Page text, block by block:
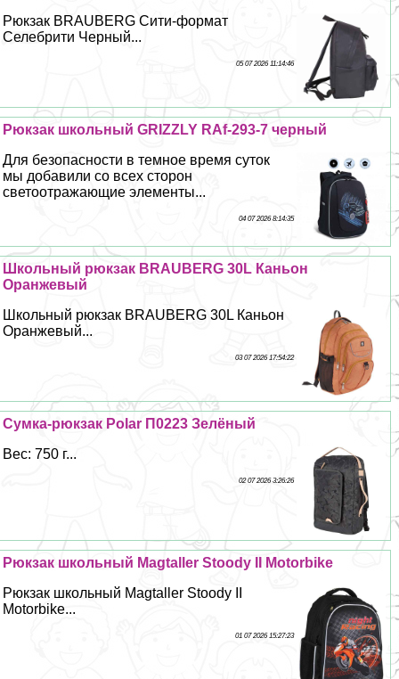
Рюкзак BRAUBERG Сити-формат
Селебрити Черный...
05 07 2026 11:14:46
Рюкзак школьный GRIZZLY RAf-293-7 черный
Для безопасности в темное время суток
мы добавили со всех сторон
светоотражающие элементы...
04 07 2026 8:14:35
Школьный рюкзак BRAUBERG 30L Каньон
Оранжевый
Школьный рюкзак BRAUBERG 30L Каньон
Оранжевый...
03 07 2026 17:54:22
Сумка-рюкзак Polar П0223 Зелёный
Вес: 750 г...
02 07 2026 3:26:26
Рюкзак школьный Magtaller Stoody II Motorbike
Рюкзак школьный Magtaller Stoody II
Motorbike...
01 07 2026 15:27:23